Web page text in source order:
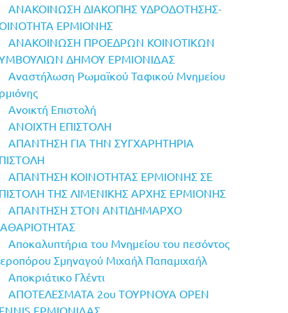
ΑΝΑΚΟΙΝΩΣΗ ΔΙΑΚΟΠΗΣ ΥΔΡΟΔΟΤΗΣΗΣ-
ΕΡΜΙΟΝΗΣ
ΑΝΑΚΟΙΝΩΣΗ ΠΡΟΕΔΡΩΝ ΚΟΙΝΟΤΙΚΩΝ
ΔΗΜΟΥ ΕΡΜΙΟΝΙΔΑΣ
Αναστήλωση Ρωμαϊκού Ταφικού Μνημείου
Ανοικτή Επιστολή
ΑΝΟΙΧΤΗ ΕΠΙΣΤΟΛΗ
ΑΠΑΝΤΗΣΗ ΓΙΑ ΤΗΝ ΣΥΓΧΑΡΗΤΗΡΙΑ
ΑΠΑΝΤΗΣΗ ΚΟΙΝΟΤΗΤΑΣ ΕΡΜΙΟΝΗΣ ΣΕ
ΤΗΣ ΛΙΜΕΝΙΚΗΣ ΑΡΧΗΣ ΕΡΜΙΟΝΗΣ
ΑΠΑΝΤΗΣΗ ΣΤΟΝ ΑΝΤΙΔΗΜΑΡΧΟ
Αποκαλυπτήρια του Μνημείου του πεσόντος
Σμηναγού Μιχαήλ Παπαμιχαήλ
Αποκριάτικο Γλέντι
ΑΠΟΤΕΛΕΣΜΑΤΑ 2ου ΤΟΥΡΝΟΥΑ OPEN
ΕΡΜΙΟΝΙΔΑΣ